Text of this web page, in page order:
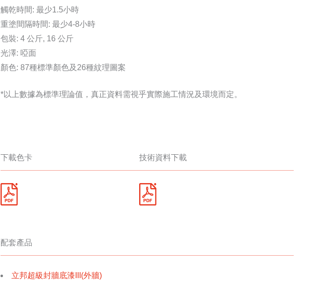
觸乾時間: 最少1.5小時
重塗間隔時間: 最少4-8小時
包裝: 4 公斤, 16 公斤
光澤: 啞面
顏色: 87種標準顏色及26種紋理圖案
*以上數據為標準理論值，真正資料需視乎實際施工情況及環境而定。
下載色卡 技術資料下載
配套產品
立邦超級封牆底漆III(外牆)